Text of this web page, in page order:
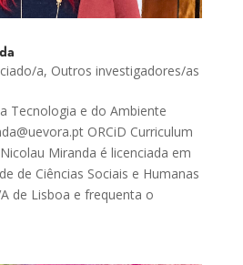
a, Outros investigadores/as
Tecnologia e do Ambiente
ORCiD Curriculum
Miranda é licenciada em
de Ciências Sociais e Humanas
de Lisboa e frequenta o